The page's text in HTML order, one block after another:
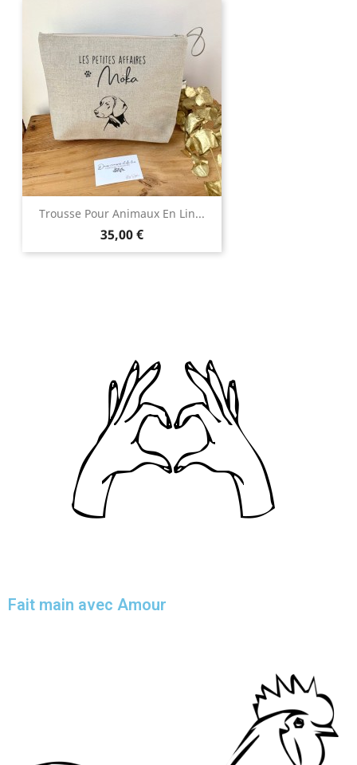
Trousse Pour Animaux En Lin...
Prix
35,00 €
Fait main avec Amour